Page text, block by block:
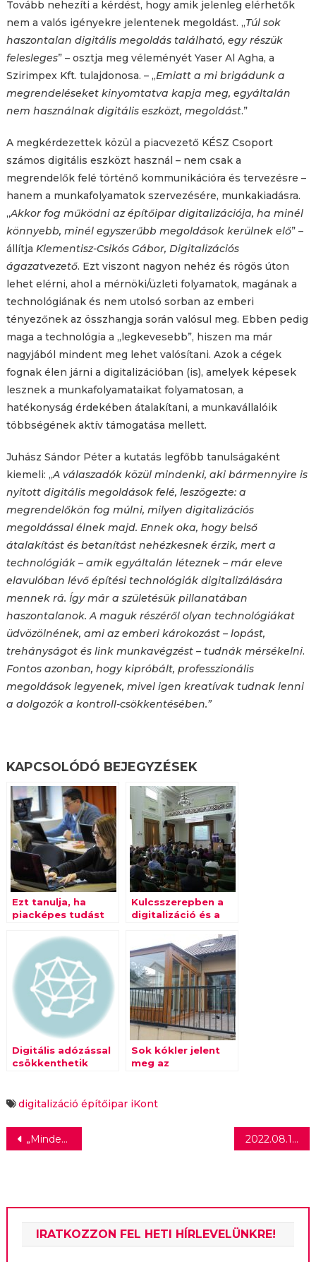
Tovább nehezíti a kérdést, hogy amik jelenleg elérhetők
nem a valós igényekre jelentenek megoldást. „Túl sok
haszontalan digitális megoldás található, egy részük
felesleges” – osztja meg véleményét Yaser Al Agha, a
Szirimpex Kft. tulajdonosa. – „Emiatt a mi brigádunk a
megrendeléseket kinyomtatva kapja meg, egyáltalán
nem használnak digitális eszközt, megoldást.”
A megkérdezettek közül a piacvezető KÉSZ Csoport
számos digitális eszközt használ – nem csak a
megrendelők felé történő kommunikációra és tervezésre –
hanem a munkafolyamatok szervezésére, munkakiadásra.
„Akkor fog működni az építőipar digitalizációja, ha minél
könnyebb, minél egyszerűbb megoldások kerülnek elő” –
állítja Klementisz-Csikós Gábor, Digitalizációs
ágazatvezető. Ezt viszont nagyon nehéz és rögös úton
lehet elérni, ahol a mérnöki/üzleti folyamatok, magának a
technológiának és nem utolsó sorban az emberi
tényezőnek az összhangja során valósul meg. Ebben pedig
maga a technológia a „legkevesebb”, hiszen ma már
nagyjából mindent meg lehet valósítani. Azok a cégek
fognak élen járni a digitalizációban (is), amelyek képesek
lesznek a munkafolyamataikat folyamatosan, a
hatékonyság érdekében átalakítani, a munkavállalóik
többségének aktív támogatása mellett.
Juhász Sándor Péter a kutatás legfőbb tanulságaként
kiemeli: „A válaszadók közül mindenki, aki bármennyire is
nyitott digitális megoldások felé, leszögezte: a
megrendelőkön fog múlni, milyen digitalizációs
megoldással élnek majd. Ennek oka, hogy belső
átalakítást és betanítást nehézkesnek érzik, mert a
technológiák – amik egyáltalán léteznek – már eleve
elavulóban lévő építési technológiák digitalizálására
mennek rá. Így már a születésük pillanatában
haszontalanok. A maguk részéről olyan technológiákat
üdvözölnének, ami az emberi károkozást – lopást,
trehányságot és link munkavégzést – tudnák mérsékelni.
Fontos azonban, hogy kipróbált, professzionális
megoldások legyenek, mivel igen kreatívak tudnak lenni
a dolgozók a kontroll-csökkentésében.”
KAPCSOLÓDÓ BEJEGYZÉSEK
Ezt tanulja, ha
piacképes tudást
Kulcsszerepben a
digitalizáció és a
Digitális adózással
csökkenthetik
Sok kókler jelent
meg az
kedvezmények
digitalizáció építőipar iKont
Bejegyzés
„Minden idők egyik legjobb filmje!” 2022.08.17. Gosztonyi Csaba MOME
IRATKOZZON FEL HETI HÍRLEVELÜNKRE!